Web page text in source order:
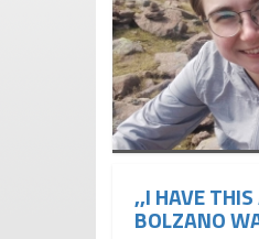
,,I HAVE
BOLZANO